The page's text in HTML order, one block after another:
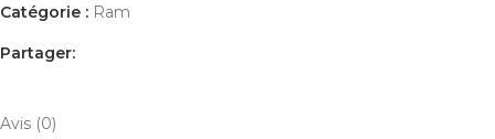
Catégorie : Ram
Partager:
Avis (0)